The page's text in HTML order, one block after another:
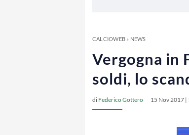
CALCIOWEB» NEWS
Vergogna in
soldi, lo
di Federico Gottero 15 Nov 2017 |